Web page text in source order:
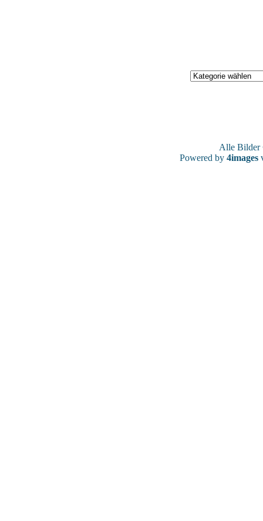
Alle
Powered by 4images